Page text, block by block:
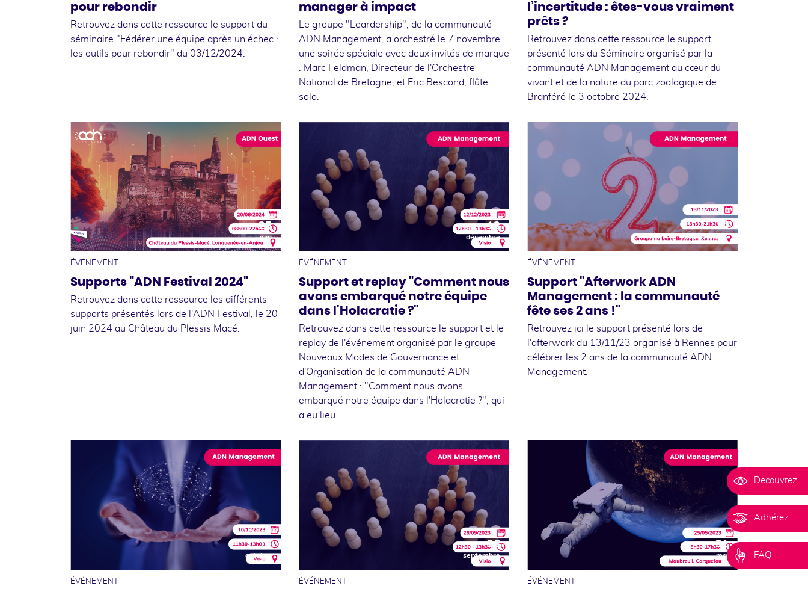
pour rebondir
Retrouvez dans cette ressource le support du
séminaire "Fédérer une équipe après un échec :
les outils pour rebondir" du 03/12/2024.
manager à impact
Le groupe "Leardership", de la communauté
ADN Management, a orchestré le 7 novembre
une soirée spéciale avec deux invités de marque
: Marc Feldman, Directeur de l'Orchestre
National de Bretagne, et Eric Bescond, flûte
solo.
l’incertitude : êtes-vous vraiment
prêts ?
Retrouvez dans cette ressource le support
présenté lors du Séminaire organisé par la
communauté ADN Management au cœur du
vivant et de la nature du parc zoologique de
Branféré le 3 octobre 2024.
25
juin
ÉVÉNEMENT
Supports "ADN Festival 2024"
Retrouvez dans cette ressource les différents
supports présentés lors de l'ADN Festival, le 20
juin 2024 au Château du Plessis Macé.
13
décembre
ÉVÉNEMENT
Support et replay "Comment nous
avons embarqué notre équipe
dans l'Holacratie ?"
Retrouvez dans cette ressource le support et le
replay de l'événement organisé par le groupe
Nouveaux Modes de Gouvernance et
d'Organisation de la communauté ADN
Management : "Comment nous avons
embarqué notre équipe dans l'Holacratie ?", qui
a eu lieu …
14
novembre
ÉVÉNEMENT
Support "Afterwork ADN
Management : la communauté
fête ses 2 ans !"
Retrouvez ici le support présenté lors de
l'afterwork du 13/11/23 organisé à Rennes pour
célébrer les 2 ans de la communauté ADN
Management.
10
octobre
ÉVÉNEMENT
26
septembre
ÉVÉNEMENT
31
mai
ÉVÉNEMENT
Decouvrez
Adhérez
FAQ